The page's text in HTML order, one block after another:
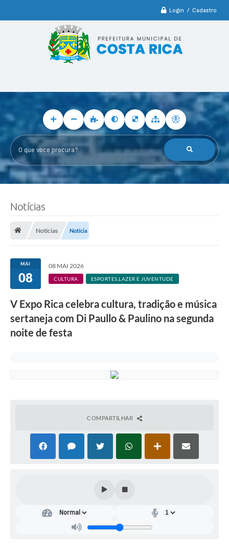
Login / Cadastro
O que voce procura?
Notícias
Notícias Notícia
MAI
08
08 MAI 2026
CULTURA ESPORTES,LAZER E JUVENTUDE
V Expo Rica celebra cultura, tradição e música
sertaneja com Di Paullo & Paulino na segunda
noite de festa
COMPARTILHAR